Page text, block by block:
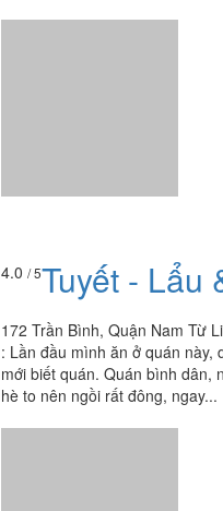
172 Trần Bình, Quận Nam Từ
Lần đầu mình ăn ở quán này,
mới biết quán. Quán bình dân,
hè to nên ngồi rất đông, ngay...